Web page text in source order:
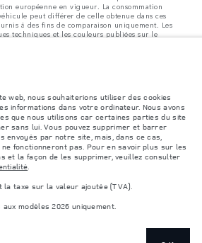
européenne en vigueur. La consommation
peut différer de celle obtenue dans ces
å des fins de comparaison uniquement. Les
techniques et les couleurs publiées sur le
à des spécifications de véhicule standard.
vous que le poids total en charge du
par essieu et la charge utile ne sont pas
des accessoires, des occupants, des liquides
les images et les spécifications.La pénurie
affecte actuellement les spécifications de
la disponibilité des options et les délais de
s’avère très fluctuante, et par conséquent, les
sur le site Web peuvent ne pas refléter
actuelles en ce qui concerne les
pour avoir confirmation des
web, nous souhaiterions utiliser des cookies
informations dans votre ordinateur. Nous avons
que nous utilisons car certaines parties du site
sans lui. Vous pouvez supprimer et barrer
envoyés par notre site, mais, dans ce cas,
fonctionneront pas. Pour en savoir plus sur les
et la façon de les supprimer, veuillez consulter
.
la taxe sur la valeur ajoutée (TVA).
modèles 2026 uniquement.